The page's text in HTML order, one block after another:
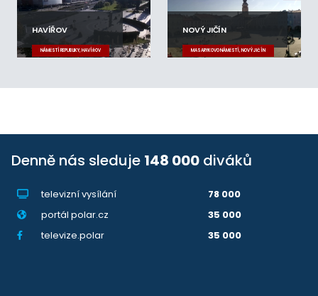
HAVÍŘOV
NÁMĚSTÍ REPUBLIKY, HAVÍŘOV
NOVÝ JIČÍN
MASARYKOVO NÁMĚSTÍ, NOVÝ JIČÍN
Denně nás sleduje 148 000 diváků
televizní vysílání
78 000
portál polar.cz
35 000
televize.polar
35 000